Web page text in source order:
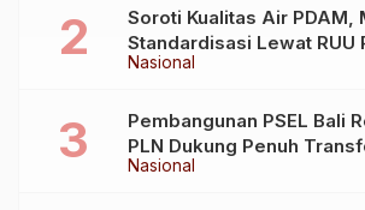
Nasional
Soroti Kualitas Air PDAM,
Standardisasi Lewat RUU
Air Minum
Nasional
Pembangunan PSEL Bali
PLN Dukung Penuh
Nasional Pengelolaan